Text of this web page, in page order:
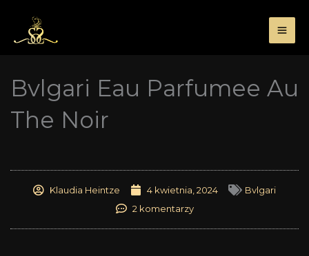
treści
Bvlgari Eau Parfumee Au
The Noir
Klaudia Heintze 4 kwietnia, 2024
Bvlgari
2 komentarzy